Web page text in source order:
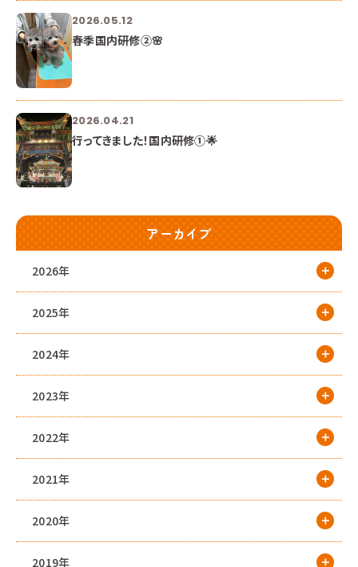
2026.05.12
春季国内研修②🌸
2026.04.21
行ってきました！国内研修①🌟
アーカイブ
2026年
2025年
2024年
2023年
2022年
2021年
2020年
2019年